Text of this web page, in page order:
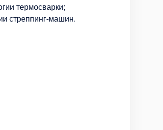
термосварки;
стреппинг-машин.